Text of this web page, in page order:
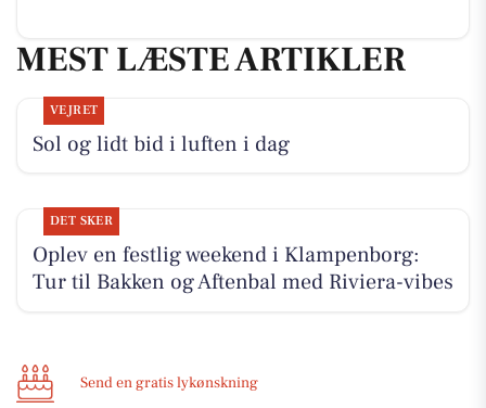
MEST LÆSTE ARTIKLER
VEJRET
Sol og lidt bid i luften i dag
DET SKER
Oplev en festlig weekend i Klampenborg:
Tur til Bakken og Aftenbal med Riviera-vibes
Send en gratis lykønskning